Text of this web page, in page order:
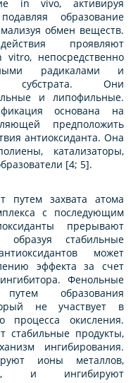
in vivo, активируя
образование
обмен веществ.
проявляют
vitro, непосредственно
радикалами и
субстрата. Они
и липофильные.
основана на
предположить
антиоксиданта. Она
катализаторы,
[4; 5].
путем захвата атома
с последующим
прерывают
стабильные
может
эффекта за счет
Фенольные
образования
не участвует в
процесса окисления.
стабильные продукты,
ингибирования.
ионы металлов,
и ингибируют